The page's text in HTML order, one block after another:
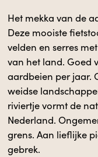
Het mekka van de
Deze mooiste
velden en serres
van het land. Goed
aardbeien per jaar.
weidse
riviertje vormt de
Nederland.
grens. Aan lieflijke
gebrek.